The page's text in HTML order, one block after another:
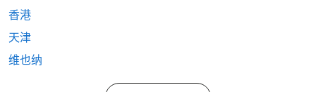
香港
天津
维也纳